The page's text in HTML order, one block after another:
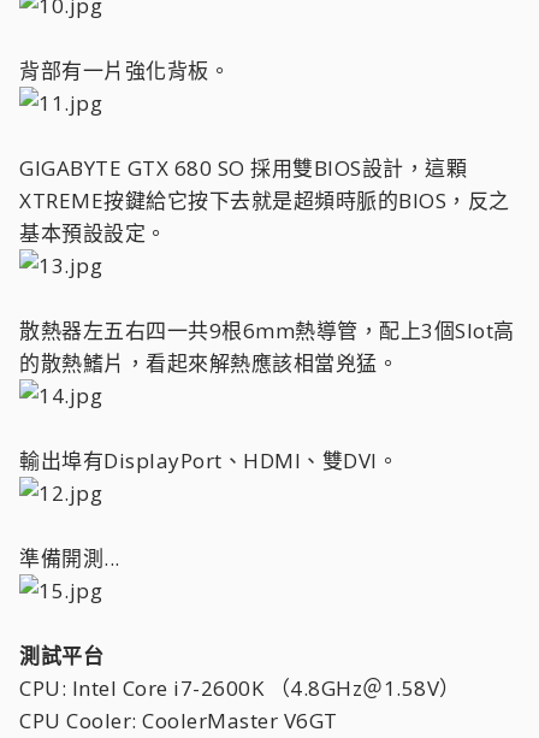
背部有一片強化背板。
GIGABYTE GTX 680 SO 採用雙BIOS設計，這顆
XTREME按鍵給它按下去就是超頻時脈的BIOS，反之
基本預設設定。
散熱器左五右四一共9根6mm熱導管，配上3個Slot高
的散熱鰭片，看起來解熱應該相當兇猛。
輸出埠有DisplayPort、HDMI、雙DVI。
準備開測...
測試平台
CPU: Intel Core i7-2600K （4.8GHz＠1.58V）
CPU Cooler: CoolerMaster V6GT